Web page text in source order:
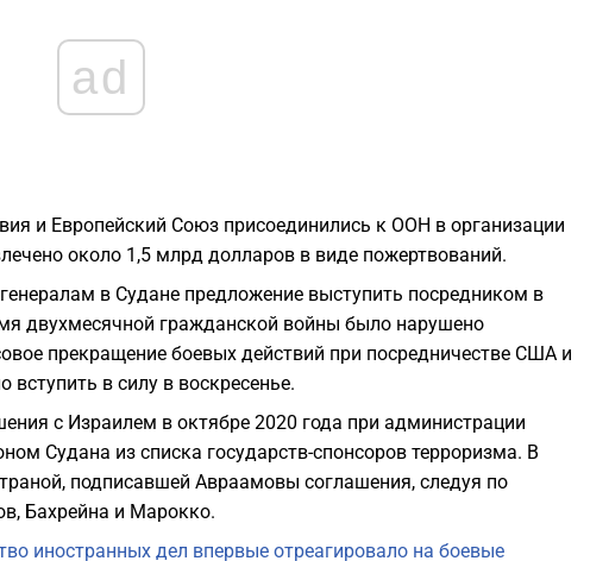
ad
и Европейский Союз присоединились к ООН в организации
около 1,5 млрд долларов в виде пожертвований.
в Судане предложение выступить посредником в
двухмесячной гражданской войны было нарушено
прекращение боевых действий при посредничестве США и
в силу в воскресенье.
с Израилем в октябре 2020 года при администрации
Судана из списка государств-спонсоров терроризма. В
подписавшей Авраамовы соглашения, следуя по
Бахрейна и Марокко.
иностранных дел впервые отреагировало на боевые